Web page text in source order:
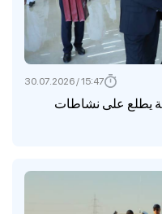
يطلع على نشاطات
15:47 / 30.07.2026